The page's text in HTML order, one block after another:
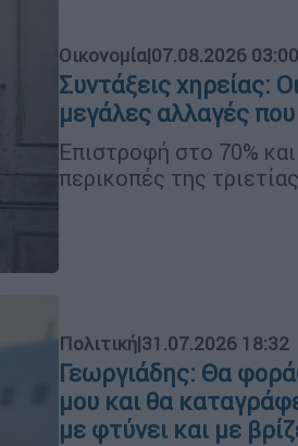
Οικονομία|07.08.2026 03:00
Συντάξεις χηρείας:
μεγάλες αλλαγές
Επιστροφή στο 70%
περικοπές της τριετίας
Πολιτική|31.07.2026 18:32
Γεωργιάδης: Θα
μου και θα
με φτύνει και με